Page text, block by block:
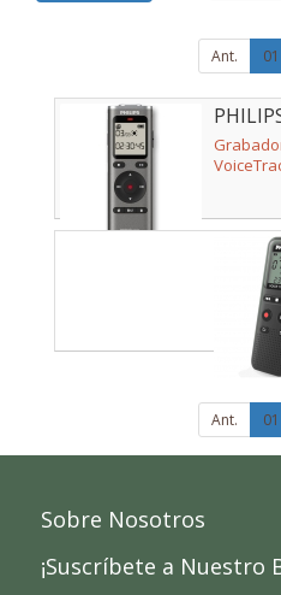
Ant. 01
Ant. 01
Sobre Nosotros
¡Suscríbete a Nuestro